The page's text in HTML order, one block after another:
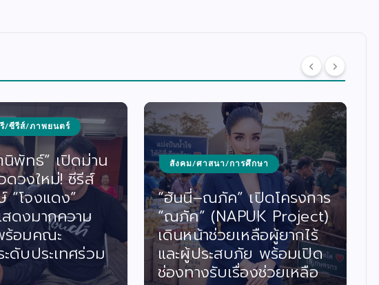
/ซีรีส์/ภาพยนตร์
พัทธ์” เปิดม่าน
ดวงใหม่! ซีรีส์
โจงแดง”
ดงมากความ
ร้อมคณะ
ดับประเทศร่วม
สังคม/ศาสนา/การศึกษา
“ฮันนี่–ณภัค” เปิดโครงการ
“ณภัค” (NAPUK Project)
เดินหน้าช่วยเหลือผู้ยากไร้
และผู้ประสบภัย พร้อมเปิด
ช่องทางรับเรื่องช่วยเหลือ